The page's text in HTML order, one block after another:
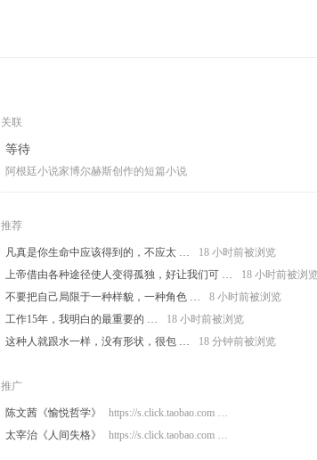
关联
等待
阿根廷小说家博尔赫斯创作的短篇小说
推荐
凡真是你生命中应该得到的，不应太 …
18 小时前被浏览
上帝借由各种途径使人变得孤独，好让我们可 …
18 小时前被浏
不要把自己局限于一种样貌，一种角色 …
8 小时前被浏览
工作15年，我明白的最重要的 …
18 小时前被浏览
这种人就跟水一样，没有形状，很包 …
18 分钟前被浏览
推广
陈文茜《愉悦哲学》
https://s.click.taobao.com …
太宰治《人间失格》
https://s.click.taobao.com …